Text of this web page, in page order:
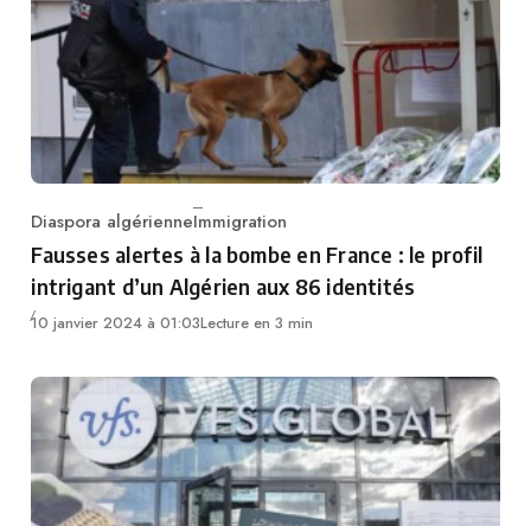
Category
Diaspora algérienneImmigration
Fausses alertes à la bombe en France : le profil
intrigant d’un Algérien aux 86 identités
10 janvier 2024 à 01:03Lecture en 3 min